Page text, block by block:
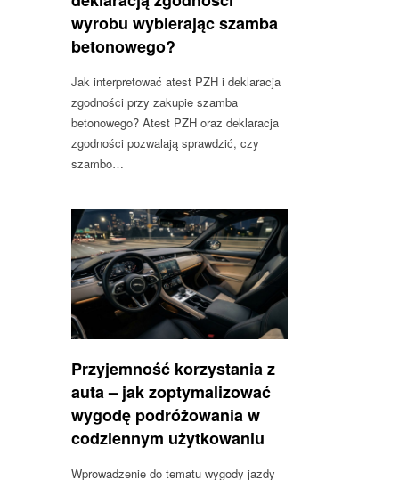
wyrobu wybierając szamba
betonowego?
Jak interpretować atest PZH i deklaracja
zgodności przy zakupie szamba
betonowego? Atest PZH oraz deklaracja
zgodności pozwalają sprawdzić, czy
szambo…
Przyjemność korzystania z
auta – jak zoptymalizować
wygodę podróżowania w
codziennym użytkowaniu
Wprowadzenie do tematu wygody jazdy